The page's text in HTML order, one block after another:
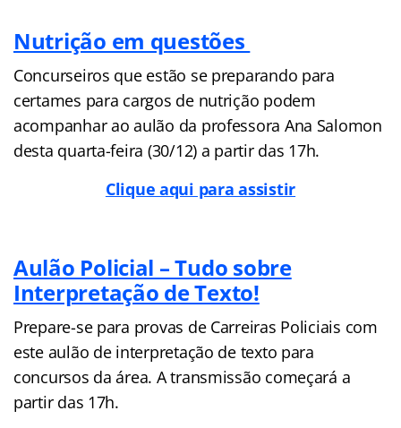
Nutrição em questões
Concurseiros que estão se preparando para
certames para cargos de nutrição podem
acompanhar ao aulão da professora Ana Salomon
desta quarta-feira (30/12) a partir das 17h.
Clique aqui para assistir
Aulão Policial – Tudo sobre
Interpretação de Texto!
Prepare-se para provas de Carreiras Policiais com
este aulão de interpretação de texto para
concursos da área. A transmissão começará a
partir das 17h.